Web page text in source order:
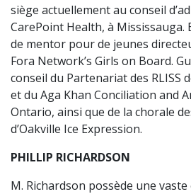
siège actuellement au conseil
CarePoint Health, à Mississauga.
de mentor pour de jeunes
Fora Network’s Girls on Board.
conseil du Partenariat des RLISS
et du Aga Khan Conciliation and
Ontario, ainsi que de la chorale
d’Oakville Ice Expression.
PHILLIP RICHARDSON
M. Richardson possède une vaste